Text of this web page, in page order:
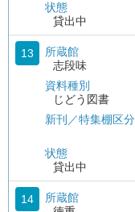
状態
貸出中
13
所蔵館
志段味
資料種別
じどう図書
新刊／特集棚区分
状態
貸出中
14
所蔵館